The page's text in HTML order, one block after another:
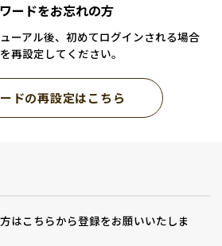
ードをお忘れの方
ーアル後、初めてログインされる場合
再設定してください。
ドの再設定はこちら
はこちらから登録をお願いいたしま